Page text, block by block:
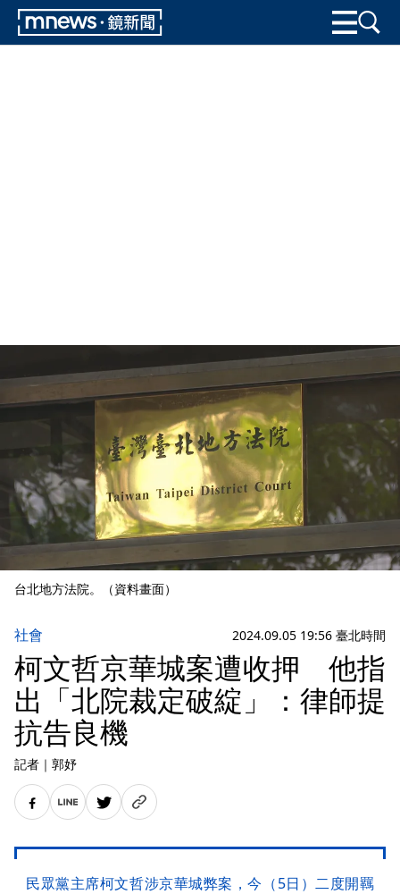
台北地方法院。（資料畫面）
社會 2024.09.05 19:56 臺北時間
柯文哲京華城案遭收押 他指
出「北院裁定破綻」：律師提
抗告良機
記者 ｜ 郭妤
民眾黨主席柯文哲涉京華城弊案，今（5日）二度開羈